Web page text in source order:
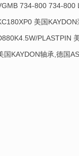
734-800 734-800
美国
PLASTPIN
国KAYDON轴承,德国